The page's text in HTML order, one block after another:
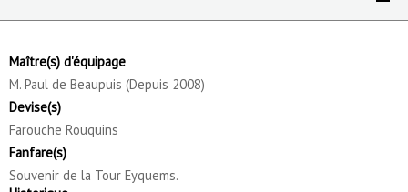
Maître(s) d'équipage
M. Paul de Beaupuis (Depuis 2008)
Devise(s)
Farouche Rouquins
Fanfare(s)
Souvenir de la Tour Eyquems.